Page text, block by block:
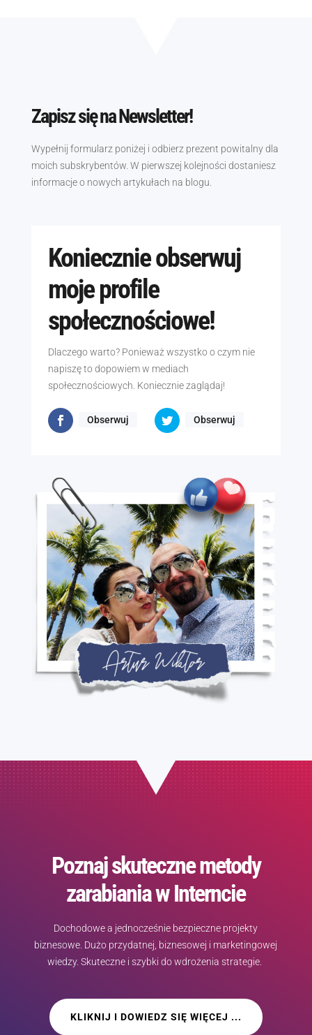
Zapisz się na Newsletter!
Wypełnij formularz poniżej i odbierz prezent powitalny dla
moich subskrybentów. W pierwszej kolejności dostaniesz
informacje o nowych artykułach na blogu.
Koniecznie obserwuj
moje profile
społecznościowe!
Dlaczego warto? Ponieważ wszystko o czym nie
napiszę to dopowiem w mediach
społecznościowych. Koniecznie zaglądaj!
Obserwuj Obserwuj
Poznaj skuteczne metody
zarabiania w Interncie
Dochodowe a jednocześnie bezpieczne projekty
biznesowe. Dużo przydatnej, biznesowej i marketingowej
wiedzy. Skuteczne i szybki do wdrożenia strategie.
KLIKNIJ I DOWIEDZ SIĘ WIĘCEJ ...